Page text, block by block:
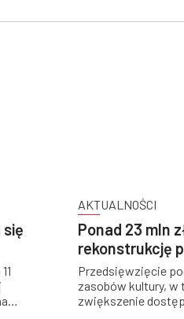
AKTUALNOŚCI
Ponad 23 mln
rekonstrukcję
Przedsięwzięcie
zasobów kultury, w
zwiększenie